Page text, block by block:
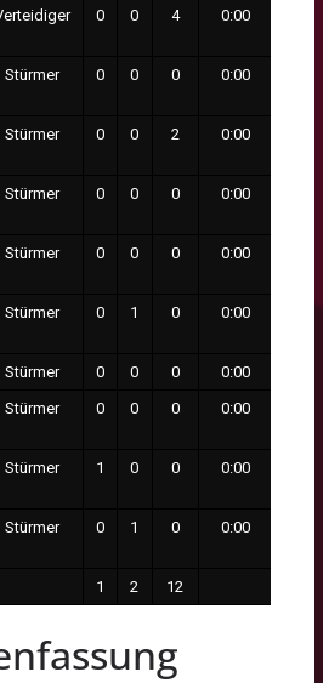
0 0 4 0:00
Stürmer 0 0 0 0:00
Stürmer 0 0 2 0:00
Stürmer 0 0 0 0:00
Stürmer 0 0 0 0:00
Stürmer 0 1 0 0:00
Stürmer 0 0 0 0:00
Stürmer 0 0 0 0:00
Stürmer 1 0 0 0:00
Stürmer 0 1 0 0:00
1 2 12